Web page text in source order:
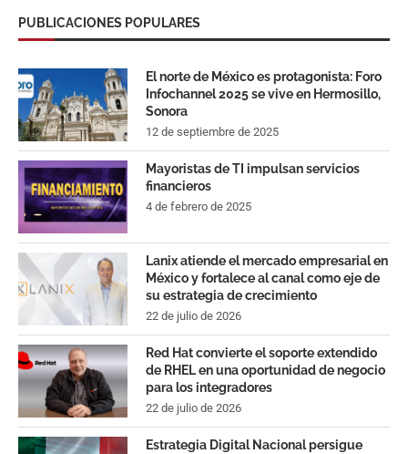
PUBLICACIONES POPULARES
El norte de México es protagonista: Foro
Infochannel 2025 se vive en Hermosillo,
Sonora
12 de septiembre de 2025
Mayoristas de TI impulsan servicios
financieros
4 de febrero de 2025
Lanix atiende el mercado empresarial en
México y fortalece al canal como eje de
su estrategia de crecimiento
22 de julio de 2026
Red Hat convierte el soporte extendido
de RHEL en una oportunidad de negocio
para los integradores
22 de julio de 2026
Estrategia Digital Nacional persigue